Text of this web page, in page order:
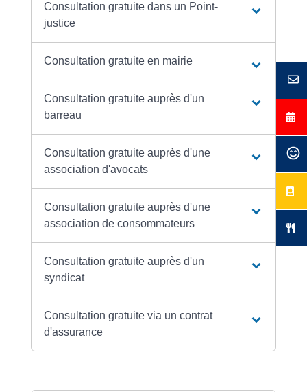
Consultation gratuite dans un Point-
justice
Consultation gratuite en mairie
Consultation gratuite auprès d'un
barreau
Consultation gratuite auprès d'une
association d'avocats
Consultation gratuite auprès d'une
association de consommateurs
Consultation gratuite auprès d'un
syndicat
Consultation gratuite via un contrat
d'assurance